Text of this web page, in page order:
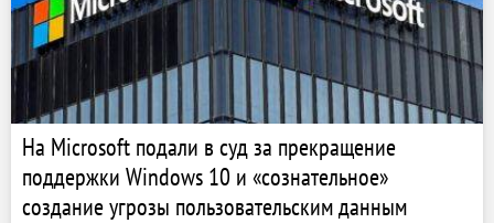
На Microsoft подали в суд за прекращение
поддержки Windows 10 и «сознательное»
создание угрозы пользовательским данным